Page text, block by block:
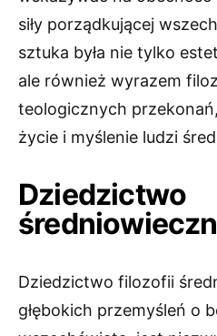
siły porządkującej
sztuka była nie tylko
ale również wyrazem
teologicznych
życie i myślenie ludzi
Dziedzictwo
Dziedzictwo filozofii
głębokich przemyśleń o